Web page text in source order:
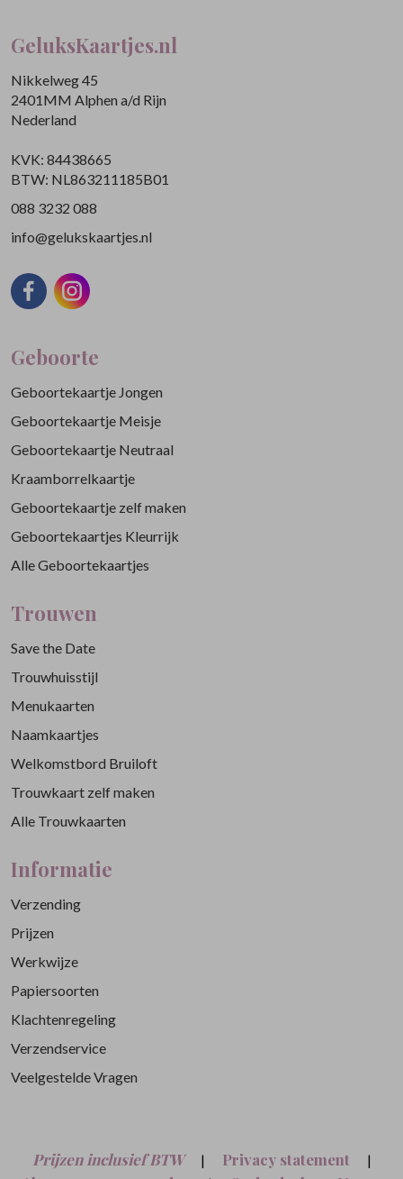
GeluksKaartjes.nl
Nikkelweg 45
2401MM Alphen a/d Rijn
Nederland
KVK: 84438665
BTW: NL863211185B01
088 3232 088
info@gelukskaartjes.nl
Geboorte
Geboortekaartje Jongen
Geboortekaartje Meisje
Geboortekaartje Neutraal
Kraamborrelkaartje
Geboortekaartje zelf maken
Geboortekaartjes Kleurrijk
Alle Geboortekaartjes
Trouwen
Save the Date
Trouwhuisstijl
Menukaarten
Naamkaartjes
Welkomstbord Bruiloft
Trouwkaart zelf maken
Alle Trouwkaarten
Informatie
Verzending
Prijzen
Werkwijze
Papiersoorten
Klachtenregeling
Verzendservice
Veelgestelde Vragen
Prijzen inclusief BTW | Privacy statement |